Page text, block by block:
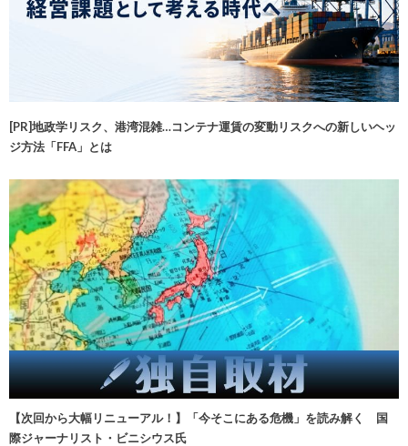
[PR]地政学リスク、港湾混雑…コンテナ運賃の変動リスクへの新しいヘッ
ジ方法「FFA」とは
【次回から大幅リニューアル！】「今そこにある危機」を読み解く 国
際ジャーナリスト・ビニシウス氏